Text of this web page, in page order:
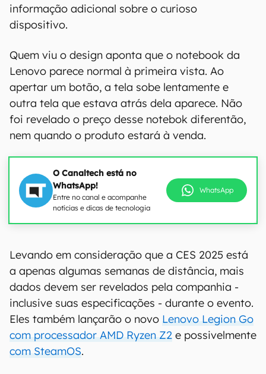
informação adicional sobre o curioso
dispositivo.
Quem viu o design aponta que o notebook da
Lenovo parece normal à primeira vista. Ao
apertar um botão, a tela sobe lentamente e
outra tela que estava atrás dela aparece. Não
foi revelado o preço desse notebok diferentão,
nem quando o produto estará à venda.
O Canaltech está no
WhatsApp!
Entre no canal e acompanhe
notícias e dicas de tecnologia
WhatsApp
Levando em consideração que a CES 2025 está
a apenas algumas semanas de distância, mais
dados devem ser revelados pela companhia -
inclusive suas especificações - durante o evento.
Eles também lançarão o novo Lenovo Legion Go
com processador AMD Ryzen Z2 e possivelmente
com SteamOS.